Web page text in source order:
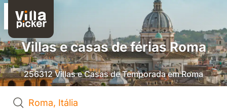
Villas e casas de férias Roma
256312 Villas e Casas de Temporada em Roma